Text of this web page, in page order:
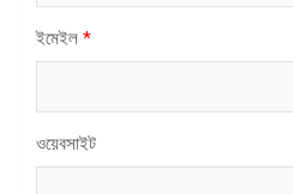
ইমেইল *
ওয়েবসাইট